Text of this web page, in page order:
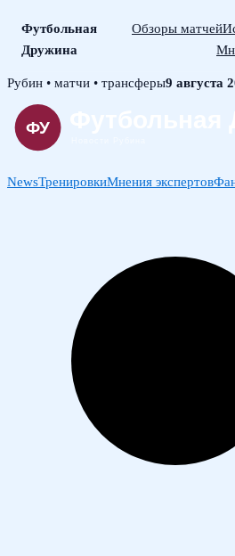
Футбольная
Дружина
Обзоры матчей
Skip
content
Рубин • матчи • трансферы9 августа
NewsТренировкиМнения экспертов